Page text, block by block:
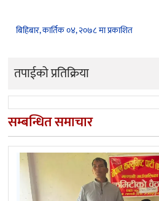
बिहिबार, कार्तिक ०४, २०७८ मा प्रकाशित
तपाईको प्रतिक्रिया
सम्बन्धित समाचार